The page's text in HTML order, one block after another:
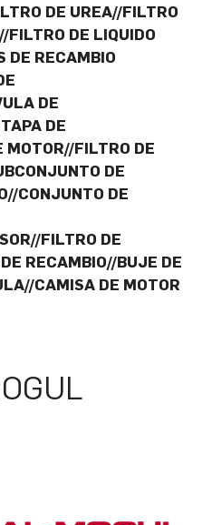
DE UREA//FILTRO
FILTRO DE LIQUIDO
DE RECAMBIO
DE
DE
MOTOR//FILTRO DE
DE
CONJUNTO DE
FILTRO DE
RECAMBIO//BUJE DE
CAMISA DE MOTOR